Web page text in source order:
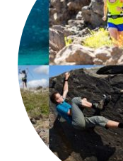
APARTAMENTOS